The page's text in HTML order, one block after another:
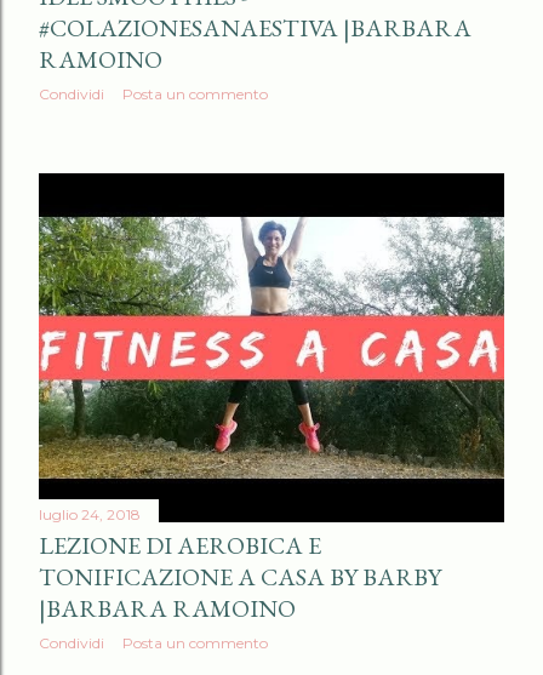
#COLAZIONESANAESTIVA |BARBARA
RAMOINO
Condividi Posta un commento
luglio 24, 2018
LEZIONE DI AEROBICA E
TONIFICAZIONE A CASA BY BARBY
|BARBARA RAMOINO
Condividi Posta un commento